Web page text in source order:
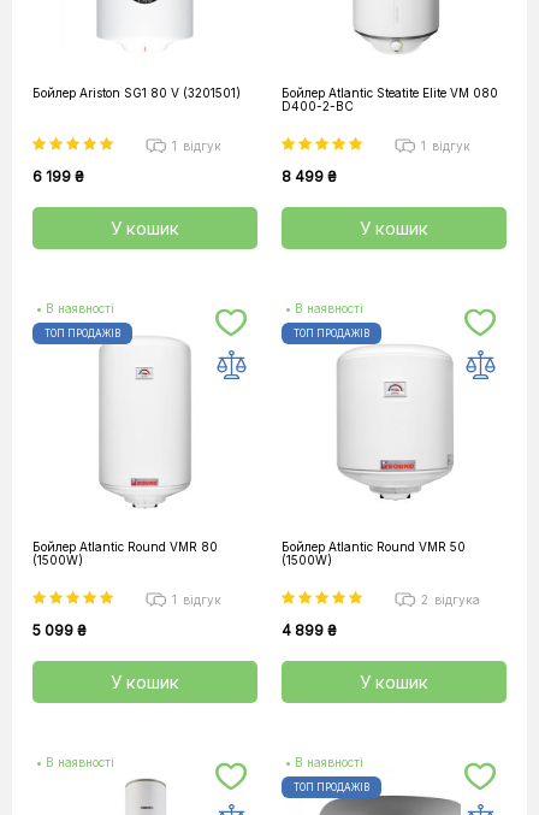
Бойлер Ariston SG1 80 V (3201501)
1 відгук
6 199 ₴
У кошик
Бойлер Atlantic Steatite Elite VM 080
D400-2-BC
1 відгук
8 499 ₴
У кошик
• В наявності
ТОП ПРОДАЖІВ
Бойлер Atlantic Round VMR 80
(1500W)
1 відгук
5 099 ₴
У кошик
• В наявності
ТОП ПРОДАЖІВ
Бойлер Atlantic Round VMR 50
(1500W)
2 відгука
4 899 ₴
У кошик
• В наявності • В наявності
ТОП ПРОДАЖІВ